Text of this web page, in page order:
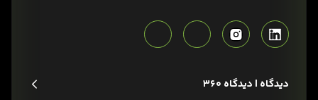
دیدگاه | دیدگاه 360